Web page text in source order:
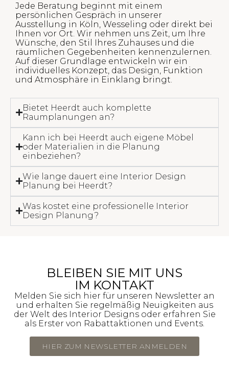
Jede Beratung beginnt mit einem
persönlichen Gespräch in unserer
Ausstellung in Köln, Wesseling oder direkt bei
Ihnen vor Ort. Wir nehmen uns Zeit, um Ihre
Wünsche, den Stil Ihres Zuhauses und die
räumlichen Gegebenheiten kennenzulernen.
Auf dieser Grundlage entwickeln wir ein
individuelles Konzept, das Design, Funktion
und Atmosphäre in Einklang bringt.
Bietet Heerdt auch komplette
Raumplanungen an?
Kann ich bei Heerdt auch eigene Möbel
oder Materialien in die Planung
einbeziehen?
Wie lange dauert eine Interior Design
Planung bei Heerdt?
Was kostet eine professionelle Interior
Design Planung?
BLEIBEN SIE MIT UNS
IM KONTAKT
Melden Sie sich hier für unseren Newsletter an
und erhalten Sie regelmäßig Neuigkeiten aus
der Welt des Interior Designs oder erfahren Sie
als Erster von Rabattaktionen und Events.
HIER ZUM NEWSLETTER ANMELDEN